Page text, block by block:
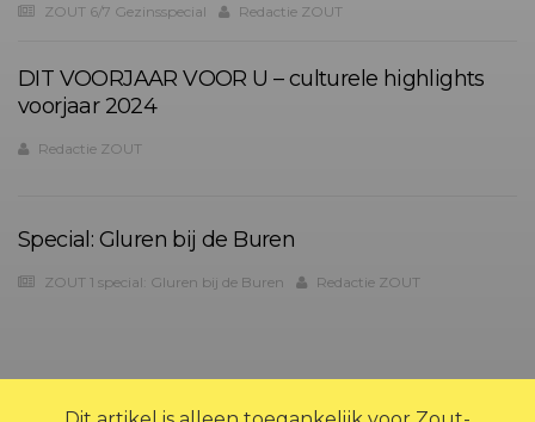
ZOUT 6/7 Gezinsspecial Redactie ZOUT
DIT VOORJAAR VOOR U – culturele highlights
voorjaar 2024
Redactie ZOUT
Special: Gluren bij de Buren
ZOUT 1 special: Gluren bij de Buren Redactie ZOUT